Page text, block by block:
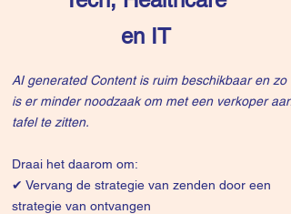
en IT
AI generated Content is ruim beschikbaar en zo
is er minder noodzaak om met een verkoper aan
tafel te zitten.
Draai het daarom om:
✔ Vervang de strategie van zenden door een
strategie van ontvangen